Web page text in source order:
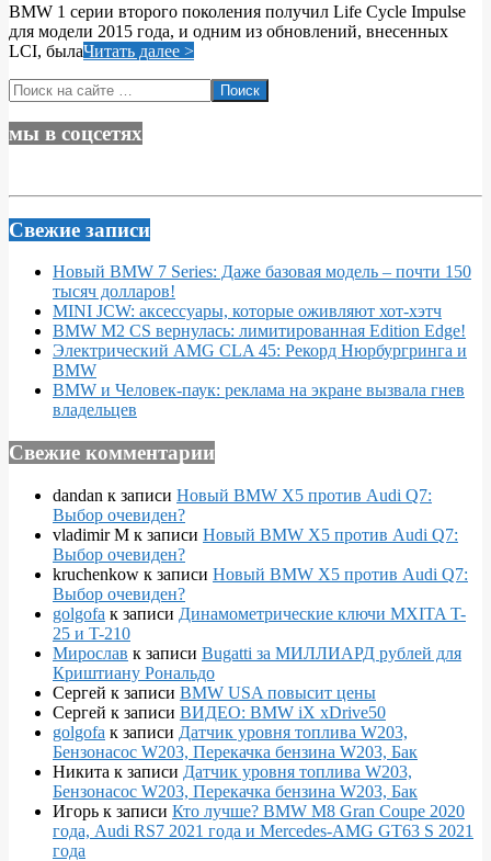
19
BMW 1 серии второго поколения получил Life Cycle Impulse
для модели 2015 года, и одним из обновлений, внесенных
LCI, былаЧитать далее >
Поиск
мы в соцсетях
Свежие записи
Новый BMW 7 Series: Даже базовая модель – почти 150
тысяч долларов!
MINI JCW: аксессуары, которые оживляют хот-хэтч
BMW M2 CS вернулась: лимитированная Edition Edge!
Электрический AMG CLA 45: Рекорд Нюрбургринга и
BMW
BMW и Человек-паук: реклама на экране вызвала гнев
владельцев
Свежие комментарии
dandan к записи Новый BMW X5 против Audi Q7:
Выбор очевиден?
vladimir M к записи Новый BMW X5 против Audi Q7:
Выбор очевиден?
kruchenkow к записи Новый BMW X5 против Audi Q7:
Выбор очевиден?
golgofa к записи Динамометрические ключи MXITA T-
25 и T-210
Мирослав к записи Bugatti за МИЛЛИАРД рублей для
Криштиану Рональдо
Сергей к записи BMW USA повысит цены
Сергей к записи ВИДЕО: BMW iX xDrive50
golgofa к записи Датчик уровня топлива W203,
Бензонасос W203, Перекачка бензина W203, Бак
Никита к записи Датчик уровня топлива W203,
Бензонасос W203, Перекачка бензина W203, Бак
Игорь к записи Кто лучше? BMW M8 Gran Coupe 2020
года, Audi RS7 2021 года и Mercedes-AMG GT63 S 2021
года